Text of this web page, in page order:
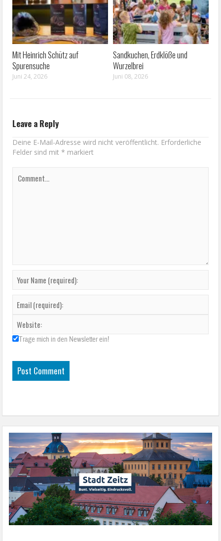
Mit Heinrich Schütz auf
Spurensuche
Juni 24, 2026
Sandkuchen, Erdklöße und
Wurzelbrei
Juni 08, 2026
Leave a Reply
Deine E-Mail-Adresse wird nicht veröffentlicht. Erforderliche
Felder sind mit* markiert
Trage mich in den Newsletter ein!